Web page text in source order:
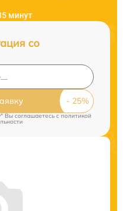
минут
со
Вы соглашаетесь cполитикой